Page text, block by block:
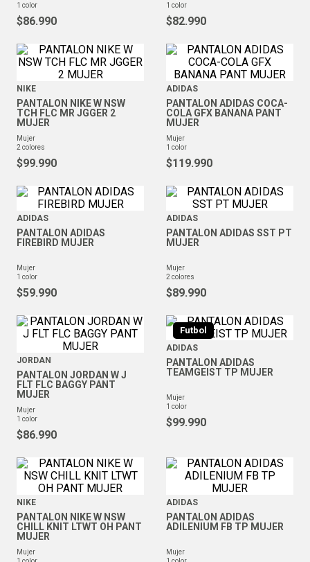
1 color
$86.990
1 color
$82.990
NIKE
PANTALON NIKE W NSW
TCH FLC MR JGGER 2
MUJER
mujer
2 colores
$99.990
ADIDAS
PANTALON ADIDAS COCA-
COLA GFX BANANA PANT
MUJER
mujer
1 color
$119.990
ADIDAS
PANTALON ADIDAS
FIREBIRD MUJER
mujer
1 color
$59.990
ADIDAS
PANTALON ADIDAS SST PT
MUJER
mujer
2 colores
$89.990
JORDAN
PANTALON JORDAN W J
FLT FLC BAGGY PANT
MUJER
mujer
1 color
$86.990
Futbol
ADIDAS
PANTALON ADIDAS
TEAMGEIST TP MUJER
mujer
1 color
$99.990
NIKE
PANTALON NIKE W NSW
CHILL KNIT LTWT OH PANT
MUJER
mujer
ADIDAS
PANTALON ADIDAS
ADILENIUM FB TP MUJER
mujer